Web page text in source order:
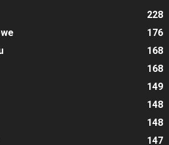
228
176
168
168
149
148
148
147